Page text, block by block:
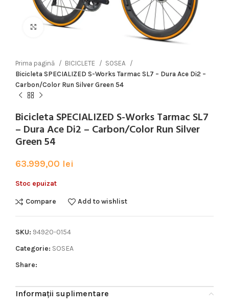
Click to enlarge
Prima pagină BICICLETE
SOSEA
Bicicleta SPECIALIZED S-Works Tarmac SL7 – Dura Ace Di2 –
Carbon/Color Run Silver Green 54
Bicicleta SPECIALIZED S-Works Tarmac SL7
– Dura Ace Di2 – Carbon/Color Run Silver
Green 54
63.999,00 lei
Stoc epuizat
Compare Add to wishlist
SKU: 94920-0154
Categorie: SOSEA
Share:
Informații suplimentare